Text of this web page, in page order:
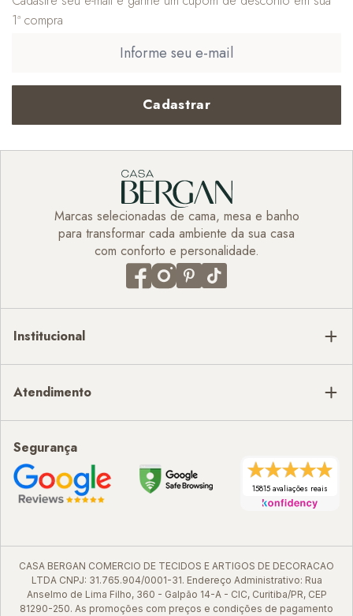
1ª compra
Cadastrar
Marcas selecionadas de cama, mesa e banho
para transformar cada ambiente da sua casa
com conforto e personalidade.
Institucional
Atendimento
Segurança
15815 avaliações reais
CASA BERGAN COMERCIO DE TECIDOS E ARTIGOS DE DECORACAO
LTDA CNPJ: 31.765.904/0001-31. Endereço Administrativo: Rua
Anselmo de Lima Filho, 360 - Galpão 14-A - CIC, Curitiba/PR, CEP
81290-250. As promoções com preços e condições de pagamento